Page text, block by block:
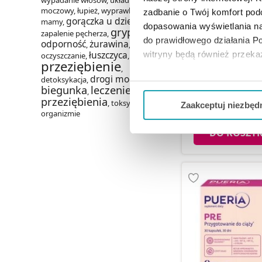
zadbanie o Twój komfort
dopasowania wyświetlania
do prawidłowego działania
witryny będą również
Jeżeli chcesz dostosować
Ciebie danych, które nie są
wszystkich funkcjonalności
Zaakceptuj
moczowy,łupież,wyprawka dla
mamy,gorączka u dziecka
,
zapalenie pęcherza, grypa
odporność,żurawina,
oczyszczanie,łuszczyca,
przeziębienie,
detoksykacja,drogi moczowe,
biegunka, leczenie
przeziębienia,toksyny w
organizmie
Ogestan Inozytol
65,99
DO